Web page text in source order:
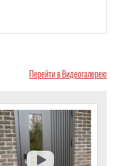
Перейти в Видеогалерею